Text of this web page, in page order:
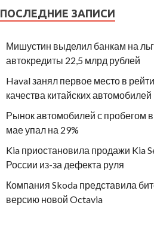
ПОСЛЕДНИЕ ЗАПИСИ
Мишустин выделил банкам на
автокредиты 22,5 млрд рублей
Haval занял первое место в
качества китайских автомобилей
Рынок автомобилей с пробегом
мае упал на 29%
Kia приостановила продажи Kia
России из-за дефекта руля
Компания Skoda представила
версию новой Octavia